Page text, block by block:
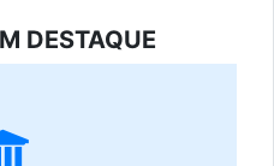
DESTAQUE